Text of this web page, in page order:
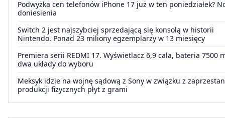
Podwyżka cen telefonów iPhone 17 już w ten poniedziałek?
doniesienia
Switch 2 jest najszybciej sprzedającą się konsolą w historii
Nintendo. Ponad 23 miliony egzemplarzy w 13 miesięcy
Premiera serii REDMI 17. Wyświetlacz 6,9 cala, bateria 7500
dwa układy do wyboru
Meksyk idzie na wojnę sądową z Sony w związku z
produkcji fizycznych płyt z grami